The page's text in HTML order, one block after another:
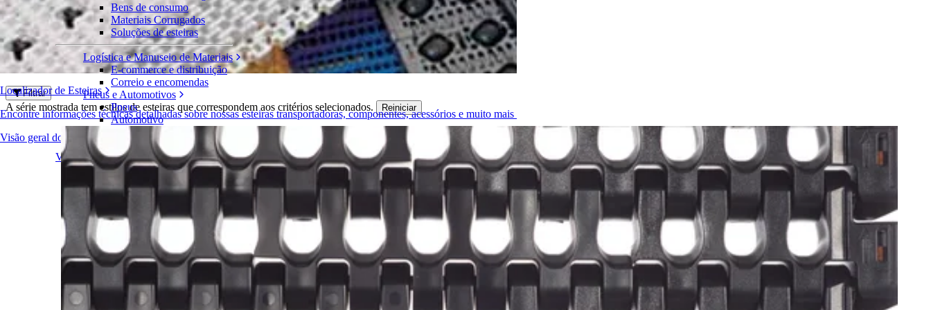
Localizador de Esteiras
Encontre informações técnicas detalhadas sobre nossas esteiras transportadoras, componentes, acessórios e muito mais
Visão geral dos produtos
Bens de consumo
Materiais Corrugados
Soluções de esteiras
Logística e Manuseio de Materiais
E-commerce e distribuição
Correio e encomendas
Pneus e Automotivos
Pneus
Automotivo
Baterias de VE
Industrial
Visão geral das indústrias
Esteiras
Engrenagens
Acessórios e componentes
Ferramentas
Filtrar
A série mostrada tem estilos de esteiras que correspondem aos critérios selecionados. Reiniciar